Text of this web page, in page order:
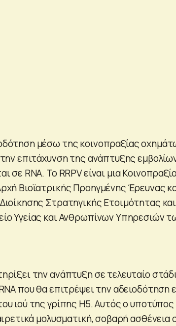
μέσω της κοινοπραξίας
επιτάχυνση της ανάπτυξης
σε RNA. Το RRPV είναι μια
Βιοϊατρικής Προηγμένης Έρευνας
Στρατηγικής Ετοιμότητας και
Υγείας και Ανθρωπίνων Υπηρεσιών
την ανάπτυξη σε τελευταίο
που θα επιτρέψει την αδειοδότηση
ιού της γρίπης H5. Αυτός ο
μολυσματική, σοβαρή ασθένεια